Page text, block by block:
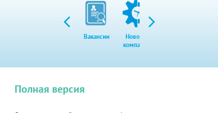
Вакансии
Новости
компании
Полная версия